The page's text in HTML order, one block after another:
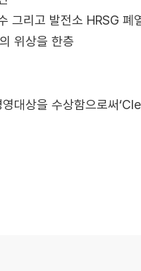
그리고 발전소 HRSG
위상을 한층
대상을 수상함으로써